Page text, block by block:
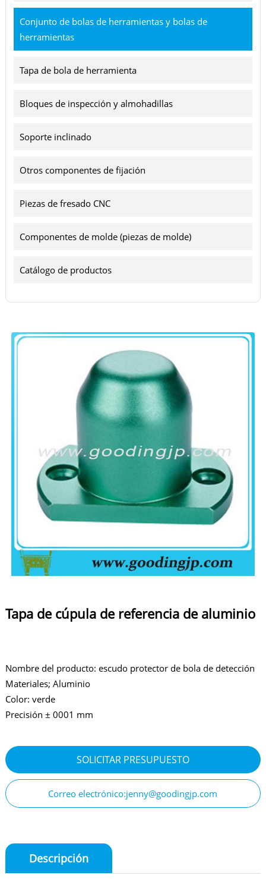
Conjunto de bolas de herramientas y bolas de
herramientas
Tapa de bola de herramienta
Bloques de inspección y almohadillas
Soporte inclinado
Otros componentes de fijación
Piezas de fresado CNC
Componentes de molde (piezas de molde)
Catálogo de productos
Tapa de cúpula de referencia de aluminio
Nombre del producto: escudo protector de bola de detección
Materiales; Aluminio
Color: verde
Precisión ± 0001 mm
SOLICITAR PRESUPUESTO
Correo electrónico:jenny@goodingjp.com
Descripción